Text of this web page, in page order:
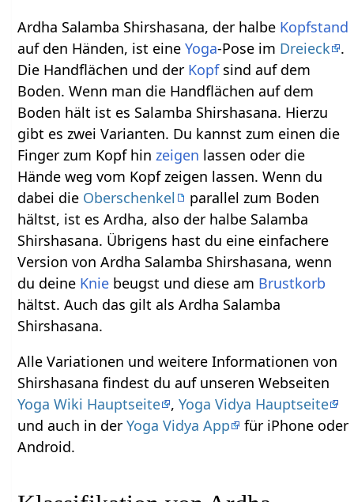
Ardha Salamba Shirshasana, der halbe Kopfstand
auf den Händen, ist eineYoga-Pose im Dreieck .
Die Handflächen und der Kopfsind auf dem
Boden. Wenn man die Handflächen auf dem
Boden hält ist es Salamba Shirshasana. Hierzu
gibt es zwei Varianten. Du kannst zum einen die
Finger zum Kopf hinzeigen lassen oder die
Hände weg vom Kopf zeigen lassen. Wenn du
dabei die Oberschenkel
parallel zum Boden
hältst, ist es Ardha, also der halbe Salamba
Shirshasana. Übrigens hast du eine einfachere
Version von Ardha Salamba Shirshasana, wenn
du deine Knie beugst und diese am Brustkorb
hältst. Auch das gilt als Ardha Salamba
Shirshasana.
Alle Variationen und weitere Informationen von
Shirshasana findest du auf unseren Webseiten
Yoga Wiki Hauptseite ,Yoga Vidya Hauptseite
und auch in derYoga Vidya App
für iPhone oder
Android.